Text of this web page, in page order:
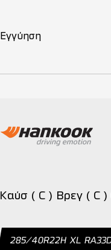
Εγγύηση
Καύσ ( C ) Βρεγ ( C
285/40R22H XL